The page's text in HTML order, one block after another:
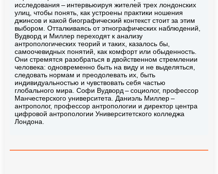
исследования – интервьюируя жителей трех лондонских
улиц, чтобы понять, как устроены практики ношения
джинсов и какой биографический контекст стоит за этим
выбором. Отталкиваясь от этнографических наблюдений,
Вудворд и Миллер переходят к анализу
антропологических теорий и таких, казалось бы,
самоочевидных понятий, как комфорт или обыденность.
Они стремятся разобраться в двойственном стремлении
человека: одновременно быть на виду и не выделяться,
следовать нормам и преодолевать их, быть
индивидуальностью и чувствовать себя частью
глобального мира. Софи Вудворд – социолог, профессор
Манчестерского университета. Даниэль Миллер –
антрополог, профессор антропологии и директор центра
цифровой антропологии Университетского колледжа
Лондона.